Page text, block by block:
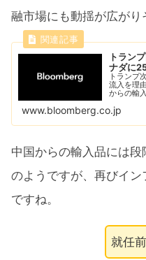
融市場にも動揺が広がり
トラン
ナダに
トランプ
流入を理
からの輸
た。
www.bloomberg.co.jp
中国からの輸入品には
のようですが、再びイ
ですね。
就任